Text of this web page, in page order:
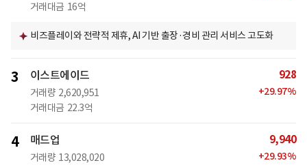
거래대금 16억
비즈플레이와 전략적 제휴, AI 기반 출장·경비 관리 서비스 고도화
3 이스트에이드
거래량 2,620,951
거래대금 22.3억
928
+29.97%
4 매드업
거래량 13,028,020
9,940
+29.93%